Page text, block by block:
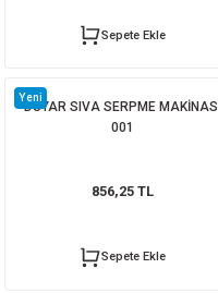
Sepete Ekle
Yeni
DUYAR SIVA SERPME MAKİNASI
001
856,25 TL
Sepete Ekle